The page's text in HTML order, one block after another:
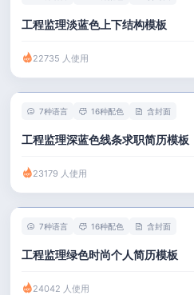
工程监理淡蓝色上下结构模板
22735 人使用
7种语言 16种配色 含封面
工程监理深蓝色线条求职简历模板
23179 人使用
7种语言 16种配色 含封面
工程监理绿色时尚个人简历模板
24042 人使用